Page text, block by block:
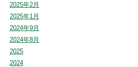
2025年2月
2025年1月
2024年9月
2024年8月
2025
2024